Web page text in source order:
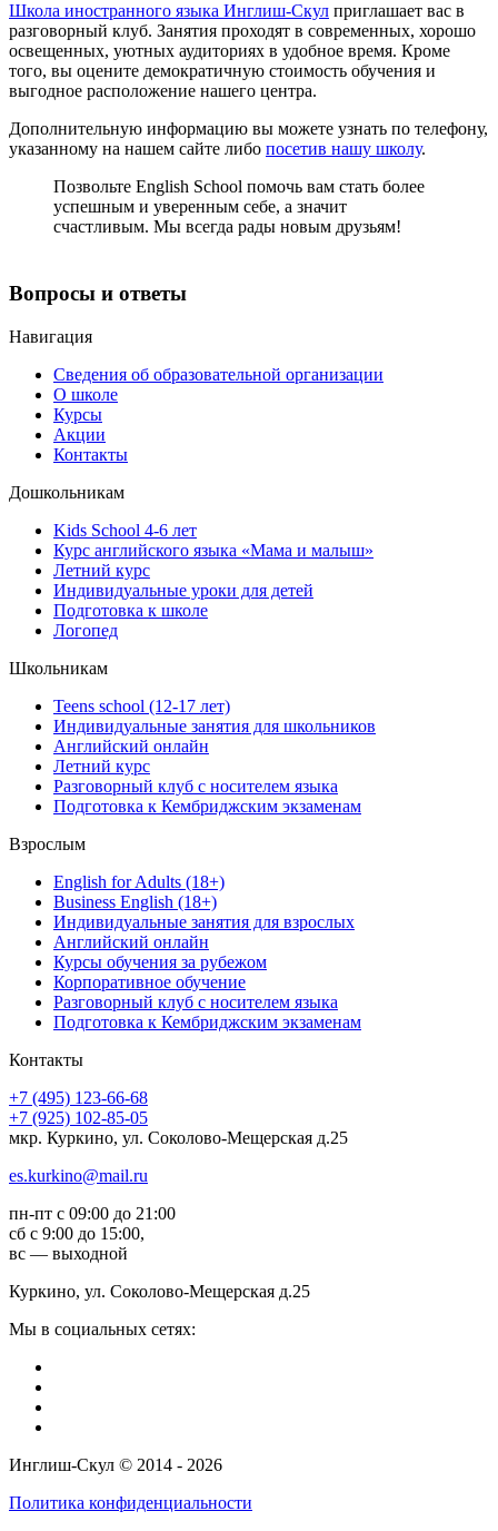
Школа иностранного языка Инглиш-Скул приглашает вас в
разговорный клуб. Занятия проходят в современных, хорошо
освещенных, уютных аудиториях в удобное время. Кроме
того, вы оцените демократичную стоимость обучения и
выгодное расположение нашего центра.
Дополнительную информацию вы можете узнать по телефону,
указанному на нашем сайте либо посетив нашу школу.
Позвольте English School помочь вам стать более
успешным и уверенным себе, а значит
счастливым. Мы всегда рады новым друзьям!
Вопросы и ответы
Навигация
Сведения об образовательной организации
О школе
Курсы
Акции
Контакты
Дошкольникам
Kids School 4-6 лет
Курс английского языка «Мама и малыш»
Летний курс
Индивидуальные уроки для детей
Подготовка к школе
Логопед
Школьникам
Teens school (12-17 лет)
Индивидуальные занятия для школьников
Английский онлайн
Летний курс
Разговорный клуб с носителем языка
Подготовка к Кембриджским экзаменам
Взрослым
English for Adults (18+)
Business English (18+)
Индивидуальные занятия для взрослых
Английский онлайн
Курсы обучения за рубежом
Корпоративное обучение
Разговорный клуб с носителем языка
Подготовка к Кембриджским экзаменам
Контакты
+7 (495) 123-66-68
+7 (925) 102-85-05
мкр. Куркино, ул. Соколово-Мещерская д.25
es.kurkino@mail.ru
пн-пт с 09:00 до 21:00
сб с 9:00 до 15:00,
вс — выходной
Куркино, ул. Соколово-Мещерская д.25
Мы в социальных сетях:
Инглиш-Скул © 2014 - 2026
Политика конфиденциальности